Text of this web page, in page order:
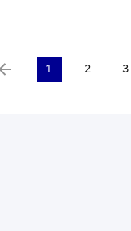
Aller à la page précédente
1 2 3